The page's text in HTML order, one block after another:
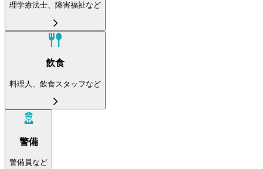
理学療法士、障害福祉など
飲食
料理人、飲食スタッフなど
警備
警備員など